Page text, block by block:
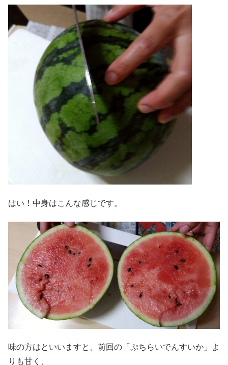
はい！中身はこんな感じです。
味の方はといいますと、前回の「ぷちらいでんすいか」よ
りも甘く、